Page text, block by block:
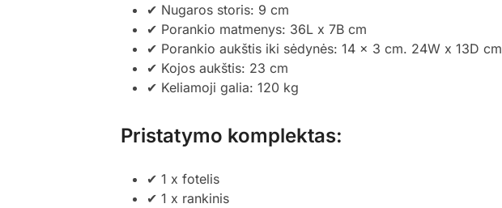
✔ Nugaros storis: 9 cm
✔ Porankio matmenys: 36L x 7B cm
✔ Porankio aukštis iki sėdynės: 14 x 3 cm. 24W x 13D cm
✔ Kojos aukštis: 23 cm
✔ Keliamoji galia: 120 kg
Pristatymo komplektas:
✔ 1 x fotelis
✔ 1 x rankinis